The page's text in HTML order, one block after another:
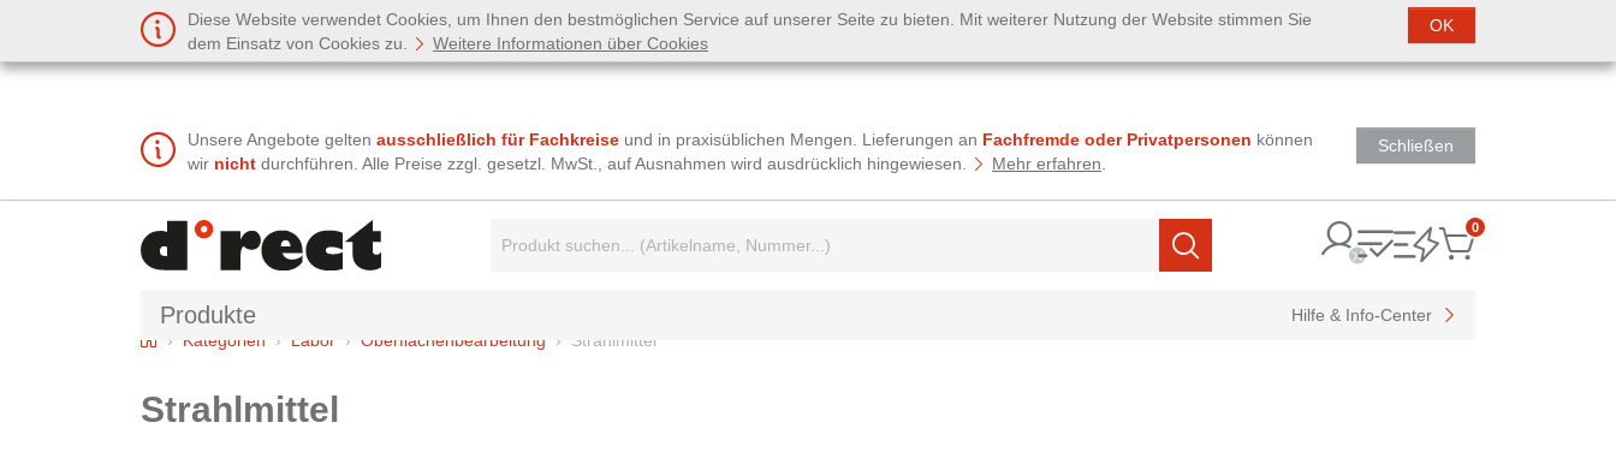
Diese Website verwendet Cookies, um Ihnen den bestmöglichen Service auf unserer Seite zu bieten. Mit weiterer Nutzung der Website stimmen Sie
dem Einsatz von Cookies zu.
Weitere Informationen über Cookies
OK
Unsere Angebote gelten ausschließlich für Fachkreise und in praxisüblichen Mengen. Lieferungen an Fachfremde oder Privatpersonen können
wir nicht durchführen. Alle Preise zzgl. gesetzl. MwSt., auf Ausnahmen wird ausdrücklich hingewiesen. Mehr erfahren
Schließen
Suchen
0Items
Produkte
Hilfe & Info-Center
HomeKategorien Labor Oberflächenbearbeitung Strahlmittel
Strahlmittel